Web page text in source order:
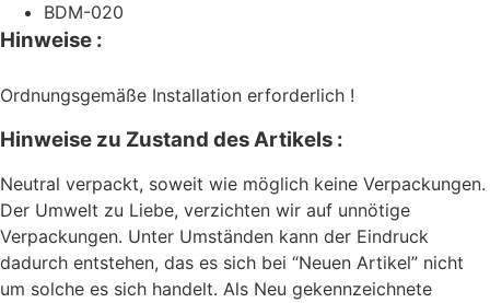
BDM-020
Hinweise :
Ordnungsgemäße Installation erforderlich !
Hinweise zu Zustand des Artikels :
Neutral verpackt, soweit wie möglich keine Verpackungen.
Der Umwelt zu Liebe, verzichten wir auf unnötige
Verpackungen. Unter Umständen kann der Eindruck
dadurch entstehen, das es sich bei “Neuen Artikel” nicht
um solche es sich handelt. Als Neu gekennzeichnete